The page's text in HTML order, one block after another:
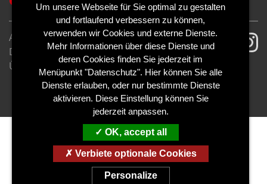
AGB
Impressum
Datenschutzerklärung
Cookies
Über uns
Kontakt
Mediadaten
Abo kündigen
Abo widerrufen
Um unsere Webseite für Sie optimal zu gestalten
und fortlaufend verbessern zu können,
verwenden wir Cookies und externe Dienste.
Mehr Informationen über diese Dienste und
deren Cookies finden Sie jederzeit im
Menüpunkt "Datenschutz". Hier können Sie alle
Dienste erlauben, oder nur bestimmte Dienste
aktivieren. Diese Einstellung können Sie
jederzeit anpassen.
OK, accept all
Verbiete optionale Cookies
Personalize